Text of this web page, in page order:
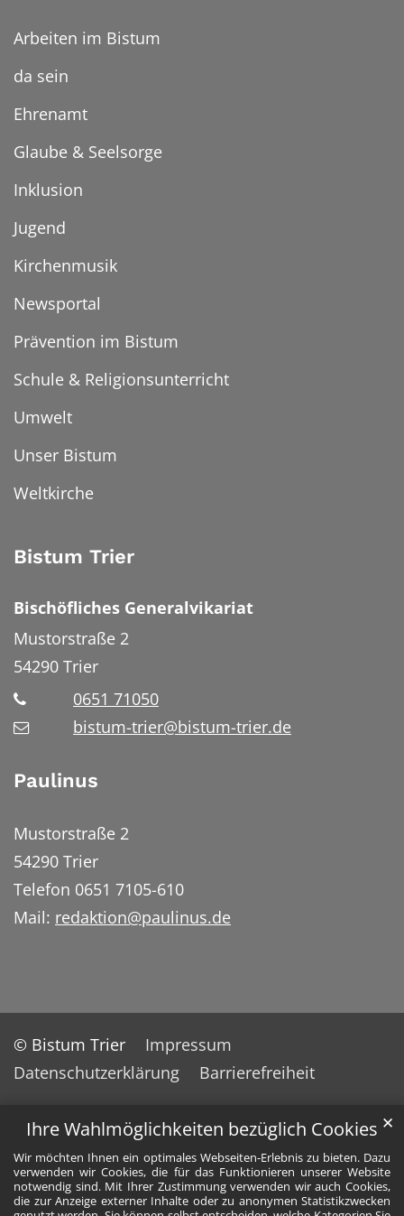
Ihre Wahlmöglichkeiten bezüglich Cookies
Wir möchten Ihnen ein optimales Webseiten-Erlebnis zu bieten. Dazu
verwenden wir Cookies, die für das Funktionieren unserer Website
notwendig sind. Mit Ihrer Zustimmung verwenden wir auch Cookies,
die zur Anzeige externer Inhalte oder zu anonymen Statistikzwecken
✕
Arbeiten im Bistum
da sein
Ehrenamt
Glaube & Seelsorge
Inklusion
Jugend
Kirchenmusik
Newsportal
Prävention im Bistum
Schule & Religionsunterricht
Umwelt
Unser Bistum
Weltkirche
Bistum Trier
Bischöfliches Generalvikariat
Mustorstraße 2
54290 Trier
0651 71050
bistum-trier@bistum-trier.de
Paulinus
Mustorstraße 2
54290 Trier
Telefon 0651 7105-610
Mail: redaktion@paulinus.de
© Bistum Trier
Impressum
Datenschutzerklärung
Barrierefreiheit